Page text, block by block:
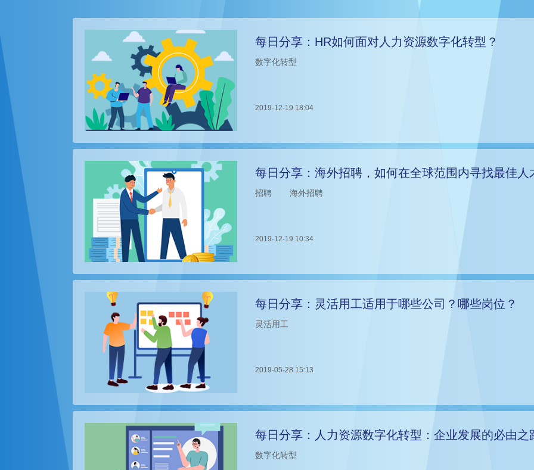
每日分享：HR如何面对人力资源数字化转型？
数字化转型
2019-12-19 18:04
每日分享：海外招聘，如何在全球范围内寻找最佳人
招聘 海外招聘
2019-12-19 10:34
每日分享：灵活用工适用于哪些公司？哪些岗位？
灵活用工
2019-05-28 15:13
每日分享：人力资源数字化转型：企业发展的必由之
数字化转型